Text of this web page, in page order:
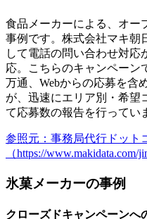
食品メーカーによる、オー
事例です。株式会社マキ朝
して電話の問い合わせ対応
応。こちらのキャンペーン
万通、Webからの応募を含
が、 迅速にエリア別・希望
て応募数の報告を行ってい
参照元：事務局代行ドット
（https://www.makidata.com/
氷菓メーカーの事例
クローズドキャンペーンへ